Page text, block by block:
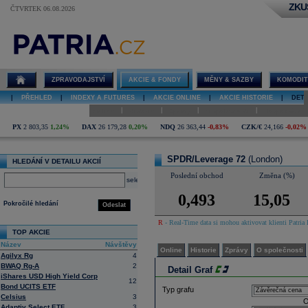
ČTVRTEK 06.08.2026
SPDR/Leverage
ZPRAVODAJSTVÍ AKCIE & FONDY MĚNY & SAZBY
PŘEHLED INDEXY A FUTURES AKCIE ONLINE AKCIE HISTORIE
PX 2 803,35 1,24% DAX 26 179,28 0,20% NDQ 26 363,44 -0,83% CZK/€ 24,166 -0,02%
HLEDÁNÍ V DETAILU AKCIÍ
select
Odeslat
Pokročilé hledání
TOP AKCIE
Název
Návštěvy
Agilyx Rg
4
BWAQ Rg-A
2
iShares USD High Yield Corp
Bond UCITS ETF
12
Celsius
3
SPDR/Leverage 72 (London)
Poslední obchod Změna (%)
0,493 15,05
R - Real-Time data si mohou aktivovat klienti
Online Historie Zprávy O společnosti
Detail Graf
Typ grafu